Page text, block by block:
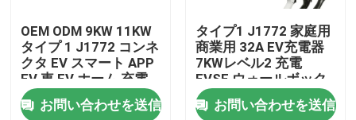
お問い合わせ
見積依頼
OEM ODM 9KW 11KW
タイプ 1 J1772 コンネ
クタ EV スマート APP
EV 車 EV ホーム 充電
ステーション EV 充電
器 お問い合わせを送信
タイプ1 J1772 家庭用
商業用 32A EV充電器
7KWレベル2 充電
EVSE ウォールボック
ス ステーション 充電
器 EV充電器
お問い合わせを送信